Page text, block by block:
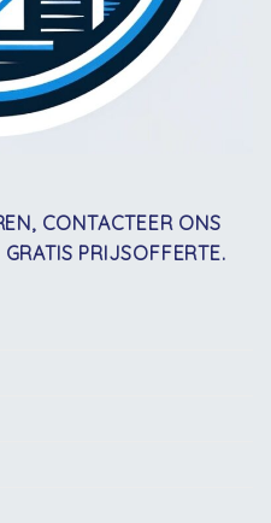
CONTACTEER ONS
PRIJSOFFERTE.